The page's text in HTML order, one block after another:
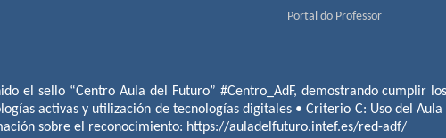
Portal do Professor
el sello “Centro Aula del Futuro” #Centro_AdF, demostrando cumplir
activas y utilización de tecnologías digitales • Criterio C: Uso del
sobre el reconocimiento: https://auladelfuturo.intef.es/red-adf/